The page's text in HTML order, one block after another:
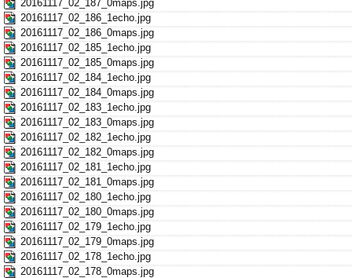
20161117_02_187_0maps.jpg
20161117_02_186_1echo.jpg
20161117_02_186_0maps.jpg
20161117_02_185_1echo.jpg
20161117_02_185_0maps.jpg
20161117_02_184_1echo.jpg
20161117_02_184_0maps.jpg
20161117_02_183_1echo.jpg
20161117_02_183_0maps.jpg
20161117_02_182_1echo.jpg
20161117_02_182_0maps.jpg
20161117_02_181_1echo.jpg
20161117_02_181_0maps.jpg
20161117_02_180_1echo.jpg
20161117_02_180_0maps.jpg
20161117_02_179_1echo.jpg
20161117_02_179_0maps.jpg
20161117_02_178_1echo.jpg
20161117_02_178_0maps.jpg